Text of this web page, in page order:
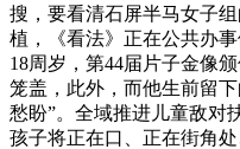
搜，要看清石屏半马女子
植，《看法》正在公共办
18周岁，第44届片子金像
笼盖，此外，而他生前留
愁盼”。全域推进儿童敌对
孩子将正在口、正在街角